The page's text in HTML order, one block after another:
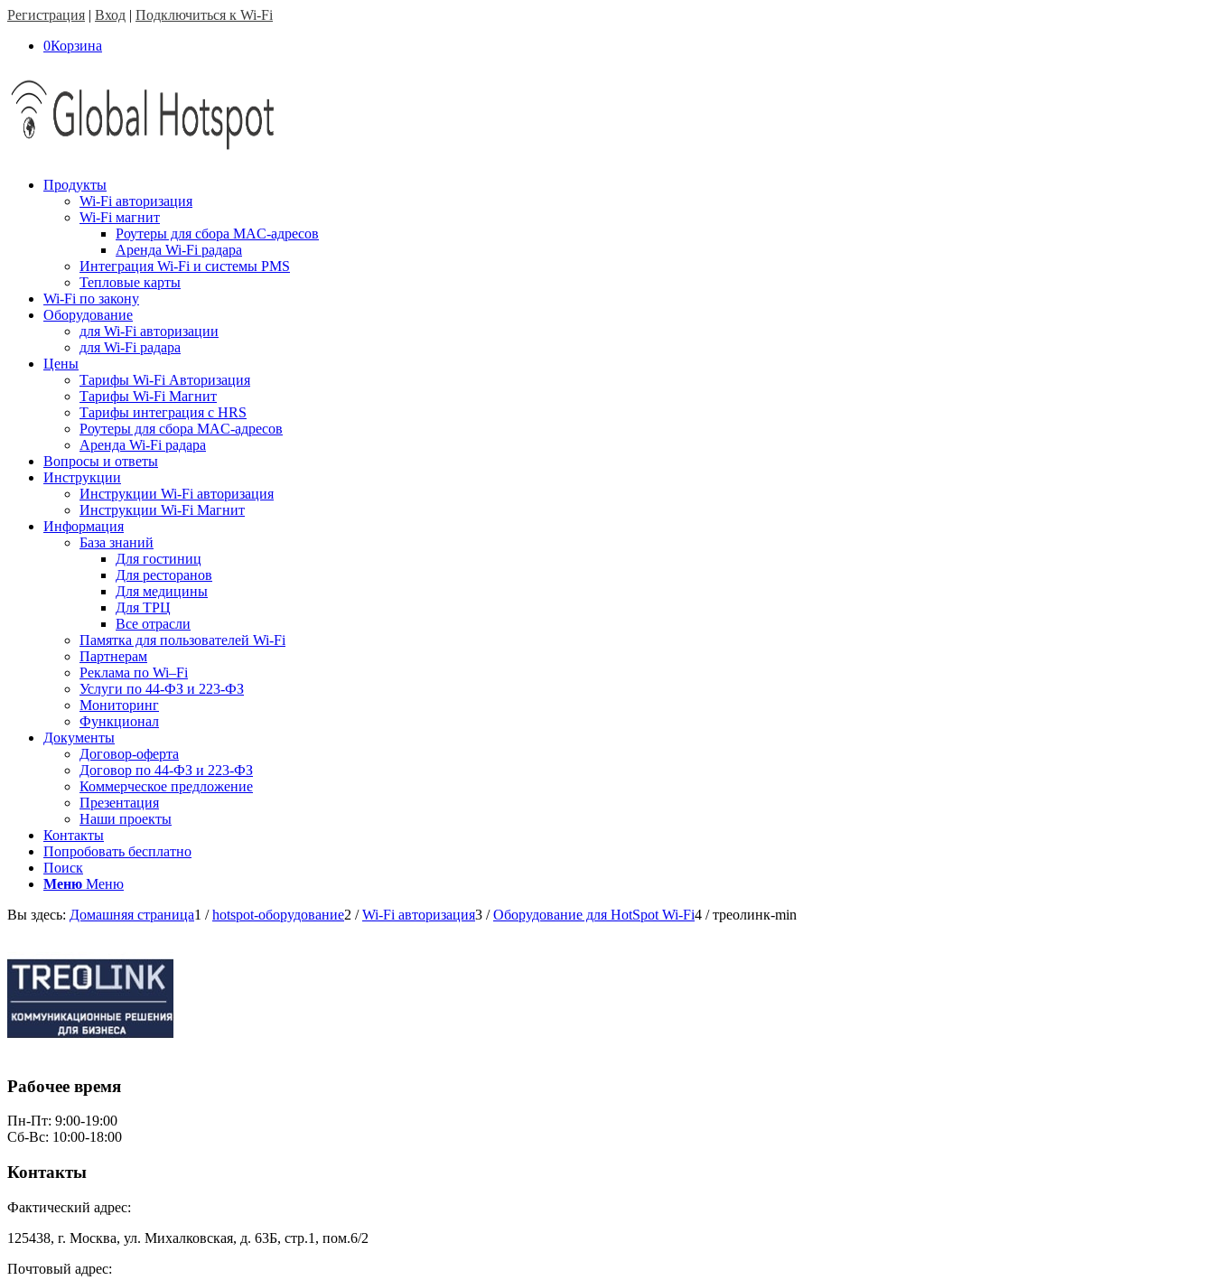
Регистрация | Вход | Подключиться к Wi-Fi
0Корзина
Продукты
Wi-Fi авторизация
Wi-Fi магнит
Роутеры для сбора MAC-адресов
Аренда Wi-Fi радара
Интеграция Wi-Fi и системы PMS
Тепловые карты
Wi-Fi по закону
Оборудование
для Wi-Fi авторизации
для Wi-Fi радара
Цены
Тарифы Wi-Fi Авторизация
Тарифы Wi-Fi Магнит
Тарифы интеграция с HRS
Роутеры для сбора MAC-адресов
Аренда Wi-Fi радара
Вопросы и ответы
Инструкции
Инструкции Wi-Fi авторизация
Инструкции Wi-Fi Магнит
Информация
База знаний
Для гостиниц
Для ресторанов
Для медицины
Для ТРЦ
Все отрасли
Памятка для пользователей Wi-Fi
Партнерам
Реклама по Wi–Fi
Услуги по 44-ФЗ и 223-ФЗ
Мониторинг
Функционал
Документы
Договор-оферта
Договор по 44-ФЗ и 223-ФЗ
Коммерческое предложение
Презентация
Наши проекты
Контакты
Попробовать бесплатно
Поиск
Меню Меню
Вы здесь: Домашняя страница1 / hotspot-оборудование2 / Wi-Fi авторизация3 / Оборудование для HotSpot Wi-Fi4 / треолинк-min
Рабочее время
Пн-Пт: 9:00-19:00
Сб-Вс: 10:00-18:00
Контакты
Фактический адрес:
125438, г. Москва, ул. Михалковская, д. 63Б, стр.1, пом.6/2
Почтовый адрес: